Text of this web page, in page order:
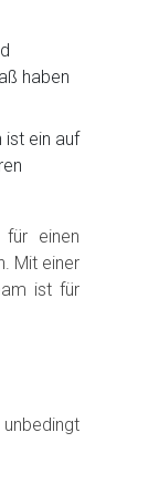
haben
ist ein auf
einen
Mit einer
ist für
unbedingt